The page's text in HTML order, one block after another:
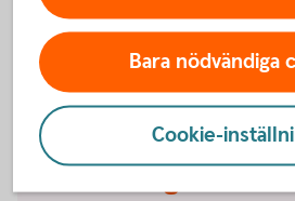
Information om
Har ni frågor?
Bara nödvändiga
Cookie-